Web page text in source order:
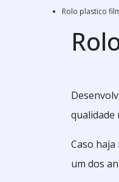
Rolo plastico
qualidade
Caso
um dos